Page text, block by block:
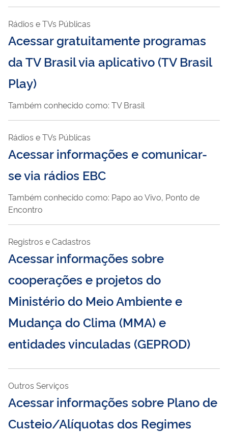
Rádios e TVs Públicas
Acessar gratuitamente programas
da TV Brasil via aplicativo (TV Brasil
Play)
Também conhecido como: TV Brasil
Rádios e TVs Públicas
Acessar informações e comunicar-
se via rádios EBC
Também conhecido como: Papo ao Vivo, Ponto de
Encontro
Registros e Cadastros
Acessar informações sobre
cooperações e projetos do
Ministério do Meio Ambiente e
Mudança do Clima (MMA) e
entidades vinculadas (GEPROD)
Outros Serviços
Acessar informações sobre Plano de
Custeio/Alíquotas dos Regimes